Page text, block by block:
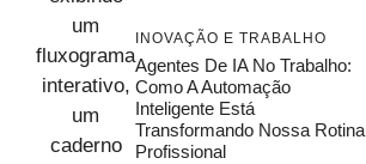
INOVAÇÃO E TRABALHO
Agentes De IA No Trabalho:
Como A Automação
Inteligente Está
Transformando Nossa Rotina
Profissional